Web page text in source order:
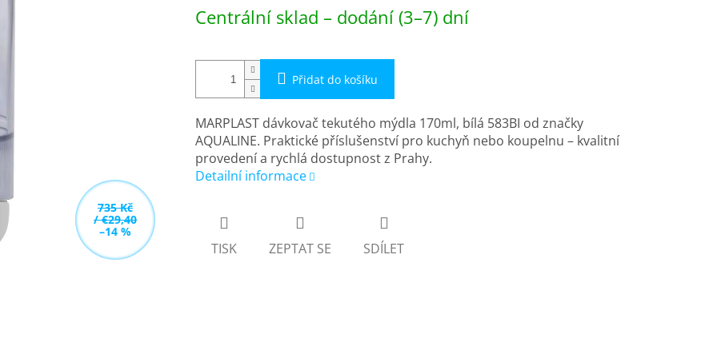
735 Kč
/ €29,40
–14 %
cena:
Centrální sklad – dodání (3–7) dní
Přidat do košíku
MARPLAST dávkovač tekutého mýdla 170ml, bílá 583BI od značky
AQUALINE. Praktické příslušenství pro kuchyň nebo koupelnu – kvalitní
provedení a rychlá dostupnost z Prahy.
Detailní informace
TISK ZEPTAT SE SDÍLET